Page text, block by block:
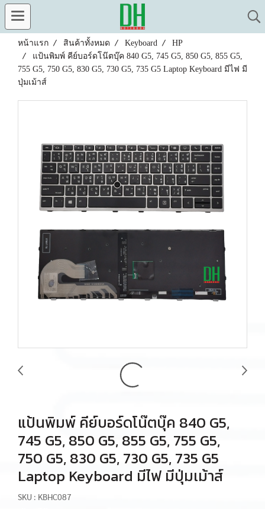
หน้าแรก สินค้าทั้งหมด Keyboard
HP
แป้นพิมพ์ คีย์บอร์ดโน๊ตบุ๊ค 840 G5, 745 G5, 850 G5, 855 G5,
755 G5, 750 G5, 830 G5, 730 G5, 735 G5 Laptop Keyboard มีไฟ มี
ปุ่มเม้าส์
แป้นพิมพ์ คีย์บอร์ดโน๊ตบุ๊ค 840 G5,
745 G5, 850 G5, 855 G5, 755 G5,
750 G5, 830 G5, 730 G5, 735 G5
Laptop Keyboard มีไฟ มีปุ่มเม้าส์
SKU : KBHC087